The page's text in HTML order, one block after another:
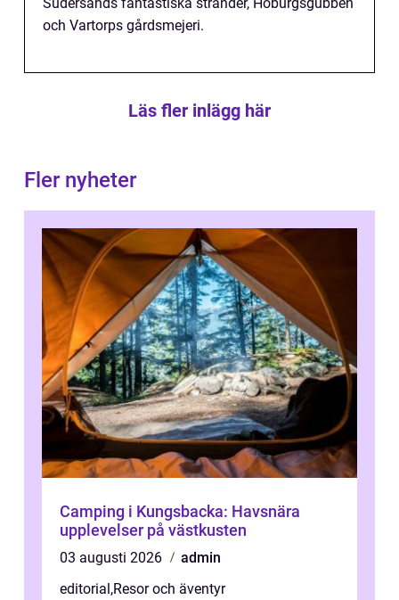
och Vartorps gårdsmejeri.
Läs fler inlägg här
Fler nyheter
Camping i Kungsbacka: Havsnära
upplevelser på västkusten
03 augusti 2026
admin
editorial,Resor och äventyr